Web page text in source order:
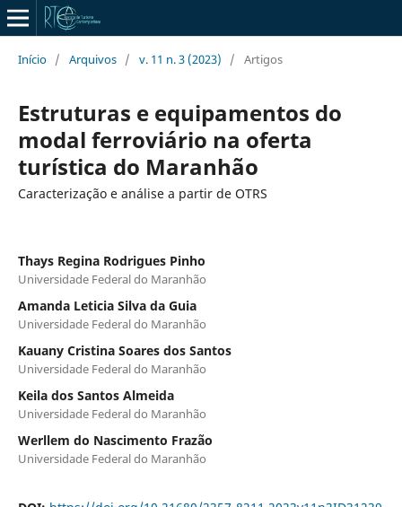
Início / Arquivos / v. 11 n. 3 (2023) / Artigos
Estruturas e equipamentos do
modal ferroviário na oferta
turística do Maranhão
Caracterização e análise a partir de OTRS
Thays Regina Rodrigues Pinho
Universidade Federal do Maranhão
Amanda Leticia Silva da Guia
Universidade Federal do Maranhão
Kauany Cristina Soares dos Santos
Universidade Federal do Maranhão
Keila dos Santos Almeida
Universidade Federal do Maranhão
Werllem do Nascimento Frazão
Universidade Federal do Maranhão